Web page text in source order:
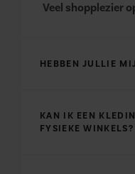
Veel shopplezier
HEBBEN JULLIE
KAN IK EEN
FYSIEKE WINKELS?